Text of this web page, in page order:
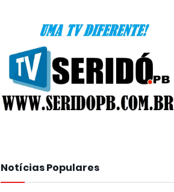
Notícias Populares